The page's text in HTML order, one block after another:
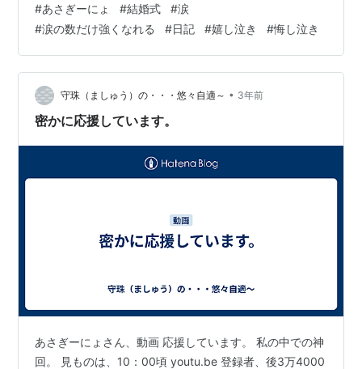
です。 特に感動して泣く、ということを知らず、主人と
初めてのデートで 映画を見ましたが、主人は映画が終わ
っても暫く帰れないくらい号泣。 私は、しらーっとして
いるくらい、涙がでませんでした。 （泣きはしませんで
したが、感動はしていました。） 私が泣くのは、本当に
悲しい時と悔し…
#あさぎーにょ #結婚式 #涙
#涙の数だけ強くなれる #日記 #嬉し泣き #悔し泣き
守珠（ましゅう）の・・・悠々自適～ • 3年前
密かに応援しています。
あさぎーにょさん、動画 応援しています。 私の中での神
回。 見ものは、10：00頃 youtu.be 登録者、後3万4000